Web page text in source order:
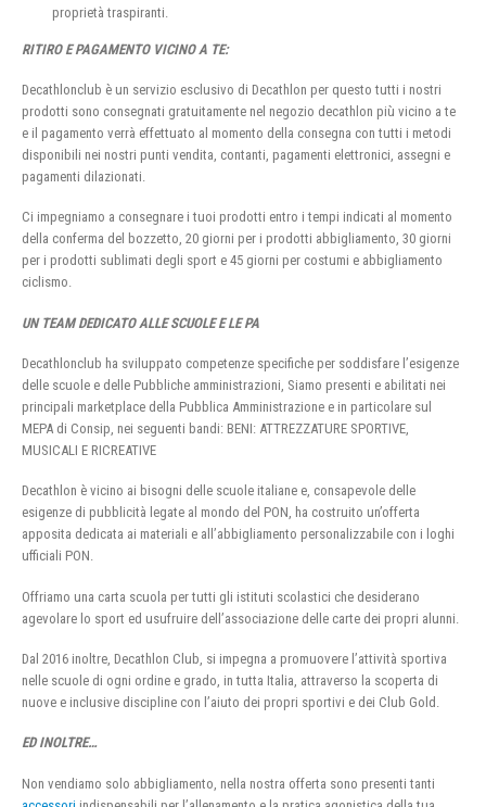
proprietà traspiranti.
RITIRO E PAGAMENTO VICINO A TE:
Decathlonclub è un servizio esclusivo di Decathlon per questo tutti i nostri
prodotti sono consegnati gratuitamente nel negozio decathlon più vicino a te
e il pagamento verrà effettuato al momento della consegna con tutti i metodi
disponibili nei nostri punti vendita, contanti, pagamenti elettronici, assegni e
pagamenti dilazionati.
Ci impegniamo a consegnare i tuoi prodotti entro i tempi indicati al momento
della conferma del bozzetto, 20 giorni per i prodotti abbigliamento, 30 giorni
per i prodotti sublimati degli sport e 45 giorni per costumi e abbigliamento
ciclismo.
UN TEAM DEDICATO ALLE SCUOLE E LE PA
Decathlonclub ha sviluppato competenze specifiche per soddisfare l’esigenze
delle scuole e delle Pubbliche amministrazioni, Siamo presenti e abilitati nei
principali marketplace della Pubblica Amministrazione e in particolare sul
MEPA di Consip, nei seguenti bandi: BENI: ATTREZZATURE SPORTIVE,
MUSICALI E RICREATIVE
Decathlon è vicino ai bisogni delle scuole italiane e, consapevole delle
esigenze di pubblicità legate al mondo del PON, ha costruito un’offerta
apposita dedicata ai materiali e all’abbigliamento personalizzabile con i loghi
ufficiali PON.
Offriamo una carta scuola per tutti gli istituti scolastici che desiderano
agevolare lo sport ed usufruire dell’associazione delle carte dei propri alunni.
Dal 2016 inoltre, Decathlon Club, si impegna a promuovere l’attività sportiva
nelle scuole di ogni ordine e grado, in tutta Italia, attraverso la scoperta di
nuove e inclusive discipline con l’aiuto dei propri sportivi e dei Club Gold.
ED INOLTRE…
Non vendiamo solo abbigliamento, nella nostra offerta sono presenti tanti